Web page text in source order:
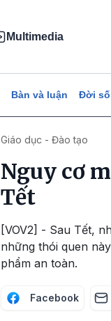
Multimedia
Bàn và luận Đời
Giáo dục - Đào tạo
Nguy cơ
Tết
[VOV2] - Sau Tết,
những thói quen
phẩm an toàn.
Facebook